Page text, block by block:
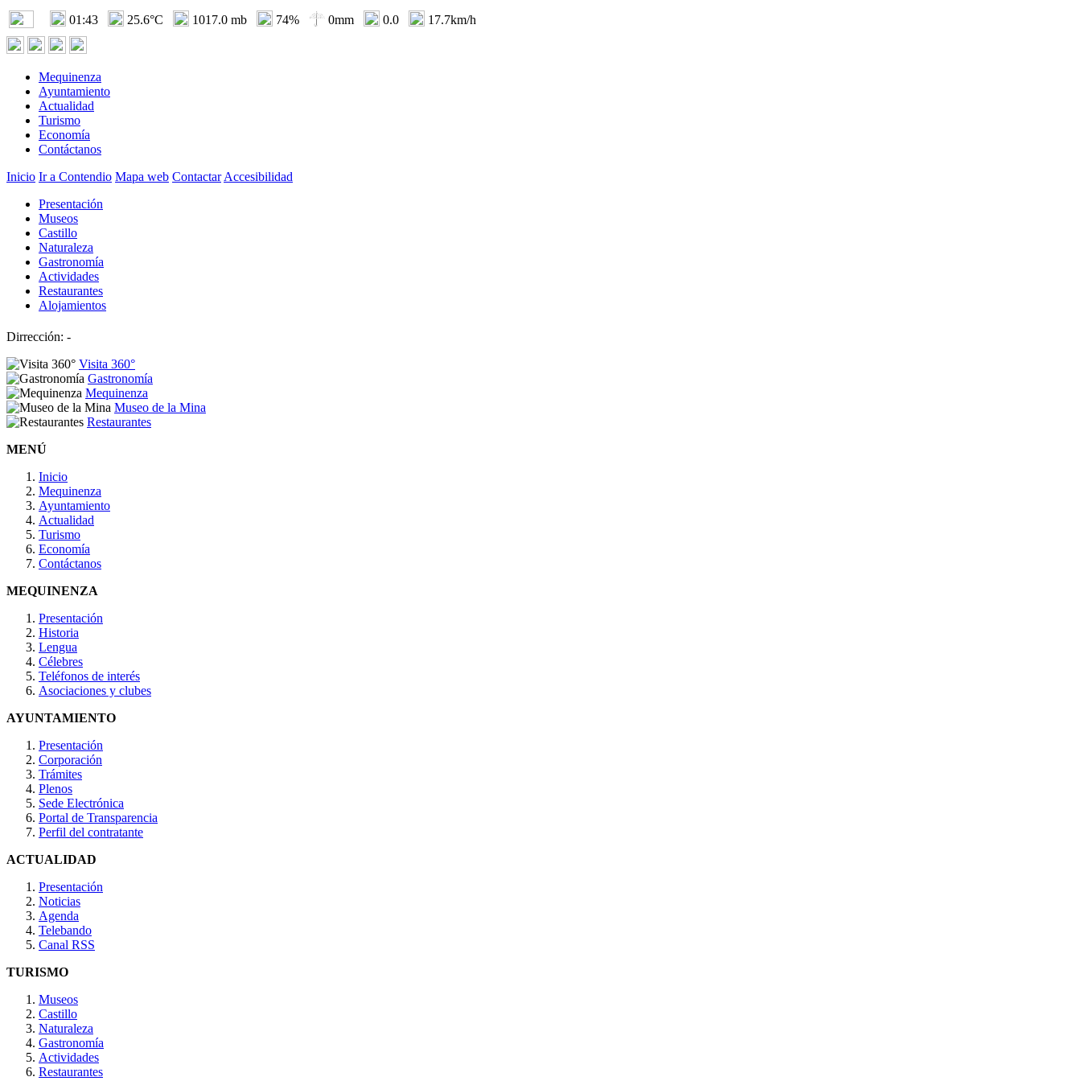
01:43 25.6°C 1017.0 mb 74% 0mm 0.0 17.7km/h
Mequinenza
Ayuntamiento
Actualidad
Turismo
Economía
Contáctanos
Inicio Ir a Contendio Mapa web Contactar Accesibilidad
Presentación
Museos
Castillo
Naturaleza
Gastronomía
Actividades
Restaurantes
Alojamientos
Dirrección: -
Visita 360°
Gastronomía
Mequinenza
Museo de la Mina
Restaurantes
MENÚ
Inicio
Mequinenza
Ayuntamiento
Actualidad
Turismo
Economía
Contáctanos
MEQUINENZA
Presentación
Historia
Lengua
Célebres
Teléfonos de interés
Asociaciones y clubes
AYUNTAMIENTO
Presentación
Corporación
Trámites
Plenos
Sede Electrónica
Portal de Transparencia
Perfil del contratante
ACTUALIDAD
Presentación
Noticias
Agenda
Telebando
Canal RSS
TURISMO
Museos
Castillo
Naturaleza
Gastronomía
Actividades
Restaurantes